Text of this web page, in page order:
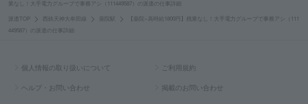
業なし！大手電力グループで事務アシ（111449587）の派遣の仕事詳細
派遣TOP 西鉄天神大牟田線 薬院駅
【薬院×高時給1800円】残業なし！大手電力グループで事務アシ（111
449587）の派遣の仕事詳細
個人情報の取り扱いについて ご利用規約
ヘルプ・お問い合わせ 掲載のお問い合わせ